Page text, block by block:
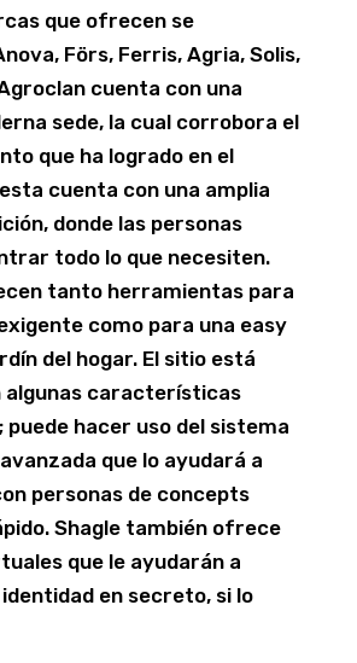
que ofrecen se
Förs, Ferris, Agria, Solis,
cuenta con una
sede, la cual corrobora el
que ha logrado en el
cuenta con una amplia
donde las personas
todo lo que necesiten.
tanto herramientas para
como para una easy
del hogar. El sitio está
algunas características
hacer uso del sistema
que lo ayudará a
personas de concepts
Shagle también ofrece
que le ayudarán a
en secreto, si lo